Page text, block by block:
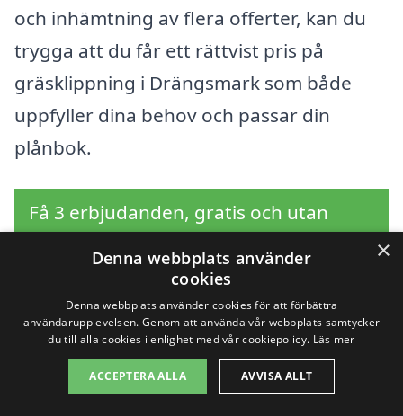
och inhämtning av flera offerter, kan du
trygga att du får ett rättvist pris på
gräsklippning i Drängsmark som både
uppfyller dina behov och passar din
plånbok.
Få 3 erbjudanden, gratis och utan
Sök efter en
professionell för
×
Denna webbplats använder
cookies
Denna webbplats använder cookies för att förbättra
användarupplevelsen. Genom att använda vår webbplats samtycker
du till alla cookies i enlighet med vår cookiepolicy. Läs mer
ACCEPTERA ALLA AVVISA ALLT